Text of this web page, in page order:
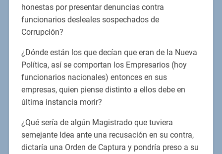
honestas por presentar denuncias contra
funcionarios desleales sospechados de
Corrupción?
¿Dónde están los que decían que eran de la Nueva
Política, así se comportan los Empresarios (hoy
funcionarios nacionales) entonces en sus
empresas, quien piense distinto a ellos debe en
última instancia morir?
¿Qué sería de algún Magistrado que tuviera
semejante Idea ante una recusación en su contra,
dictaría una Orden de Captura y pondría preso a su